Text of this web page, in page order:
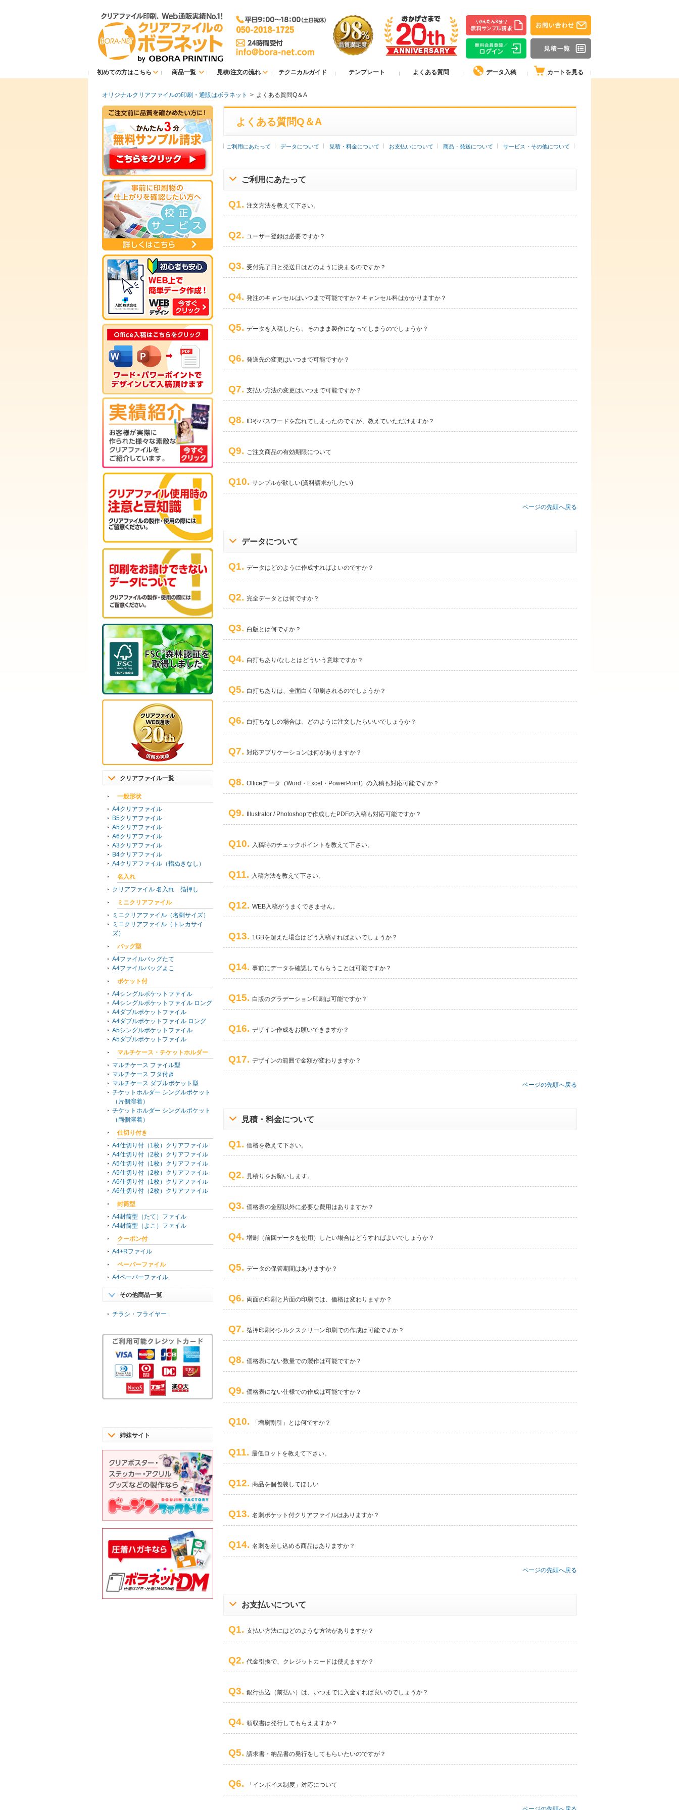
初めての方はこちら 商品一覧 見積/注文の流れ テクニカルガイド テンプレート よくある質問 データ入稿 カートを見る
オリジナルクリアファイルの印刷・通販はボラネット > よくある質問Q＆A
よくある質問Q＆A
ご利用にあたって データについて 見積・料金について お支払いについて 商品・発送について サービス・その他について
ご利用にあたって
Q1. 注文方法を教えて下さい。
Q2. ユーザー登録は必要ですか？
Q3. 受付完了日と発送日はどのように決まるのですか？
Q4. 発注のキャンセルはいつまで可能ですか？キャンセル料はかかりますか？
Q5. データを入稿したら、そのまま製作になってしまうのでしょうか？
Q6. 発送先の変更はいつまで可能ですか？
Q7. 支払い方法の変更はいつまで可能ですか？
Q8. IDやパスワードを忘れてしまったのですが、教えていただけますか？
Q9. ご注文商品の有効期限について
Q10. サンプルが欲しい(資料請求がしたい)
ページの先頭へ戻る
データについて
Q1. データはどのように作成すればよいのですか？
Q2. 完全データとは何ですか？
Q3. 白版とは何ですか？
Q4. 白打ちあり/なしとはどういう意味ですか？
Q5. 白打ちありは、全面白く印刷されるのでしょうか？
Q6. 白打ちなしの場合は、どのように注文したらいいでしょうか？
Q7. 対応アプリケーションは何がありますか？
Q8. Officeデータ（Word・Excel・PowerPoint）の入稿も対応可能ですか？
Q9. Illustrator / Photoshopで作成したPDFの入稿も対応可能ですか？
Q10. 入稿時のチェックポイントを教えて下さい。
Q11. 入稿方法を教えて下さい。
Q12. WEB入稿がうまくできません。
Q13. 1GBを超えた場合はどう入稿すればよいでしょうか？
Q14. 事前にデータを確認してもらうことは可能ですか？
Q15. 白版のグラデーション印刷は可能ですか？
Q16. デザイン作成をお願いできますか？
Q17. デザインの範囲で金額が変わりますか？
ページの先頭へ戻る
見積・料金について
Q1. 価格を教えて下さい。
Q2. 見積りをお願いします。
Q3. 価格表の金額以外に必要な費用はありますか？
Q4. 増刷（前回データを使用）したい場合はどうすればよいでしょうか？
Q5. データの保管期間はありますか？
Q6. 両面の印刷と片面の印刷では、価格は変わりますか？
Q7. 箔押印刷やシルクスクリーン印刷での作成は可能ですか？
Q8. 価格表にない数量での製作は可能ですか？
Q9. 価格表にない仕様での作成は可能ですか？
Q10. 「増刷割引」とは何ですか？
Q11. 最低ロットを教えて下さい。
Q12. 商品を個包装してほしい
Q13. 名刺ポケット付クリアファイルはありますか？
Q14. 名刺を差し込める商品はありますか？
ページの先頭へ戻る
お支払いについて
Q1. 支払い方法にはどのような方法がありますか？
Q2. 代金引換で、クレジットカードは使えますか？
Q3. 銀行振込（前払い）は、いつまでに入金すれば良いのでしょうか？
Q4. 領収書は発行してもらえますか？
Q5. 請求書・納品書の発行をしてもらいたいのですが？
Q6. 「インボイス制度」対応について
クリアファイル一覧
一般形状
A4クリアファイル
B5クリアファイル
A5クリアファイル
A6クリアファイル
A3クリアファイル
B4クリアファイル
A4クリアファイル（指ぬきなし）
名入れ
クリアファイル 名入れ 箔押し
ミニクリアファイル
ミニクリアファイル（名刺サイズ）
ミニクリアファイル（トレカサイ
ズ）
バッグ型
A4ファイルバッグたて
A4ファイルバッグよこ
ポケット付
A4シングルポケットファイル
A4シングルポケットファイル ロング
A4ダブルポケットファイル
A4ダブルポケットファイル ロング
A5シングルポケットファイル
A5ダブルポケットファイル
マルチケース・チケットホルダー
マルチケース ファイル型
マルチケース フタ付き
マルチケース ダブルポケット型
チケットホルダー シングルポケット
（片側溶着）
チケットホルダー シングルポケット
（両側溶着）
仕切り付き
A4仕切り付（1枚）クリアファイル
A4仕切り付（2枚）クリアファイル
A5仕切り付（1枚）クリアファイル
A5仕切り付（2枚）クリアファイル
A6仕切り付（1枚）クリアファイル
A6仕切り付（2枚）クリアファイル
封筒型
A4封筒型（たて）ファイル
A4封筒型（よこ）ファイル
クーポン付
A4+Rファイル
ペーパーファイル
A4ペーパーファイル
その他商品一覧
チラシ・フライヤー
姉妹サイト